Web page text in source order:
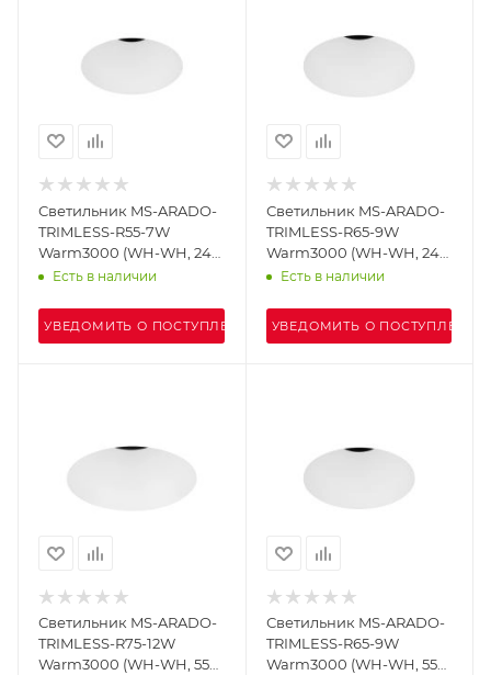
Светильник MS-ARADO-
TRIMLESS-R55-7W
Warm3000 (WH-WH, 24
deg, 230V) (Arlight, IP20
Есть в наличии
УВЕДОМИТЬ О ПОСТУПЛЕНИИ
Светильник MS-ARADO-
TRIMLESS-R65-9W
Warm3000 (WH-WH, 24
deg, 230V) (Arlight, IP20
Есть в наличии
УВЕДОМИТЬ О ПОСТУПЛЕНИИ
Светильник MS-ARADO-
TRIMLESS-R75-12W
Warm3000 (WH-WH, 55
Светильник MS-ARADO-
TRIMLESS-R65-9W
Warm3000 (WH-WH, 55